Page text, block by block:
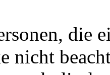
die
nicht